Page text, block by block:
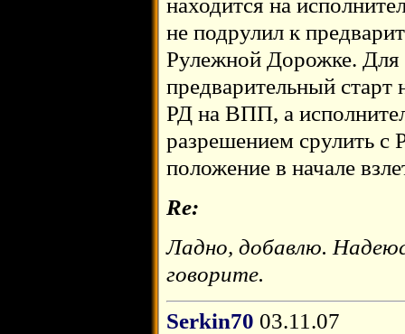
не подрулил к
Рулежной Дорожке.
предварительный старт
РД на ВПП, а
разрешением срулить с
положение в начале
Re:
Ладно, добавлю.
говорите.
Serkin70 03.11.07